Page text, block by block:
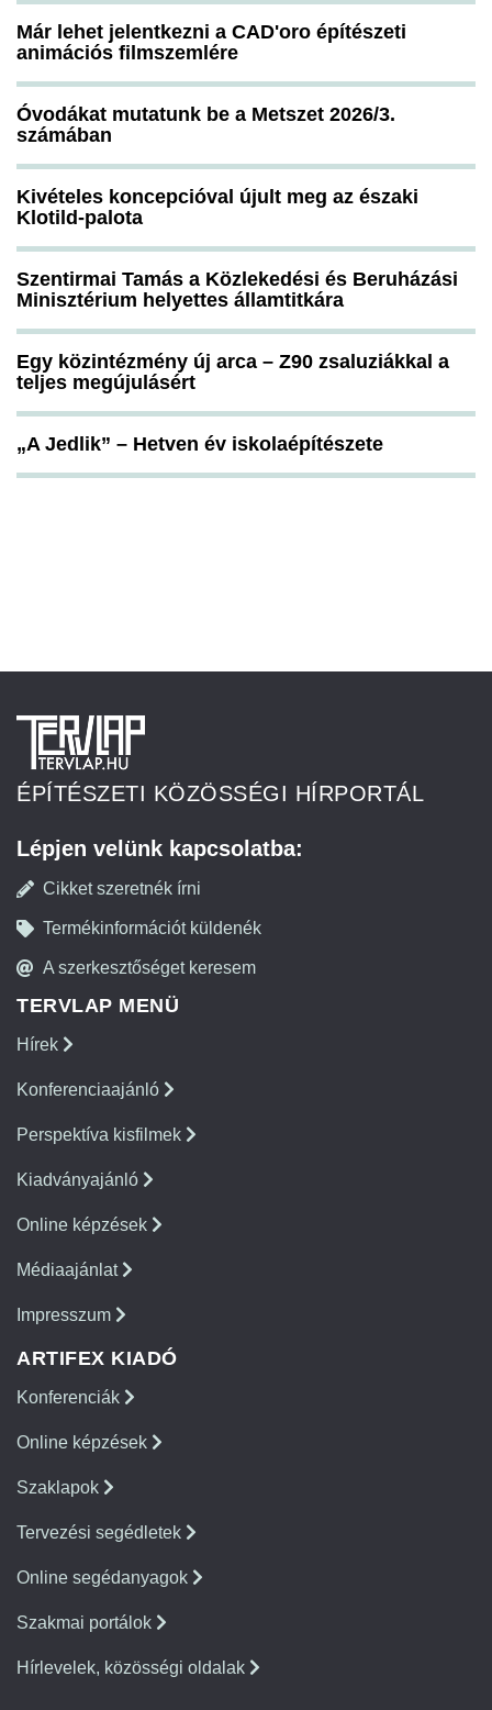
Már lehet jelentkezni a CAD'oro építészeti
animációs filmszemlére
Óvodákat mutatunk be a Metszet 2026/3.
számában
Kivételes koncepcióval újult meg az északi
Klotild-palota
Szentirmai Tamás a Közlekedési és Beruházási
Minisztérium helyettes államtitkára
Egy közintézmény új arca – Z90 zsaluziákkal a
teljes megújulásért
„A Jedlik” – Hetven év iskolaépítészete
ÉPÍTÉSZETI KÖZÖSSÉGI HÍRPORTÁL
Lépjen velünk kapcsolatba:
Cikket szeretnék írni
Termékinformációt küldenék
A szerkesztőséget keresem
TERVLAP MENÜ
Hírek
Konferenciaajánló
Perspektíva kisfilmek
Kiadványajánló
Online képzések
Médiaajánlat
Impresszum
ARTIFEX KIADÓ
Konferenciák
Online képzések
Szaklapok
Tervezési segédletek
Online segédanyagok
Szakmai portálok
Hírlevelek, közösségi oldalak